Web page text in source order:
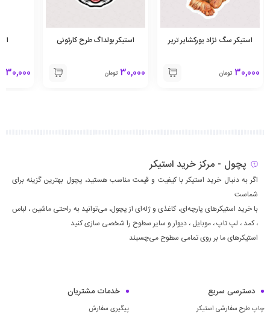
استیکر سگ نژاد یورکشایر تریر
30,000 تومان
استیکر بولداگ طرح کارتونی
30,000 تومان 30,000
پچول - مرکز خرید استیکر
اگر به دنبال خرید استیکر با کیفیت و قیمت مناسب هستید، پچول بهترین گزینه برای
شماست
با خرید استیکرهای پارچه‌ای، کاغذی و ژله‌ای از پچول، می‌توانید به راحتی ماشين ، لباس
، كمد ، لپ تاپ ، موبايل ، ديوار و سایر سطوح را شخصی سازی کنید
استیکرهای ما بر روی تمامی سطوح می‌چسبند
دسترسی سریع
چاپ طرح سفارشی استیکر
خدمات مشتریان
پیگیری سفارش